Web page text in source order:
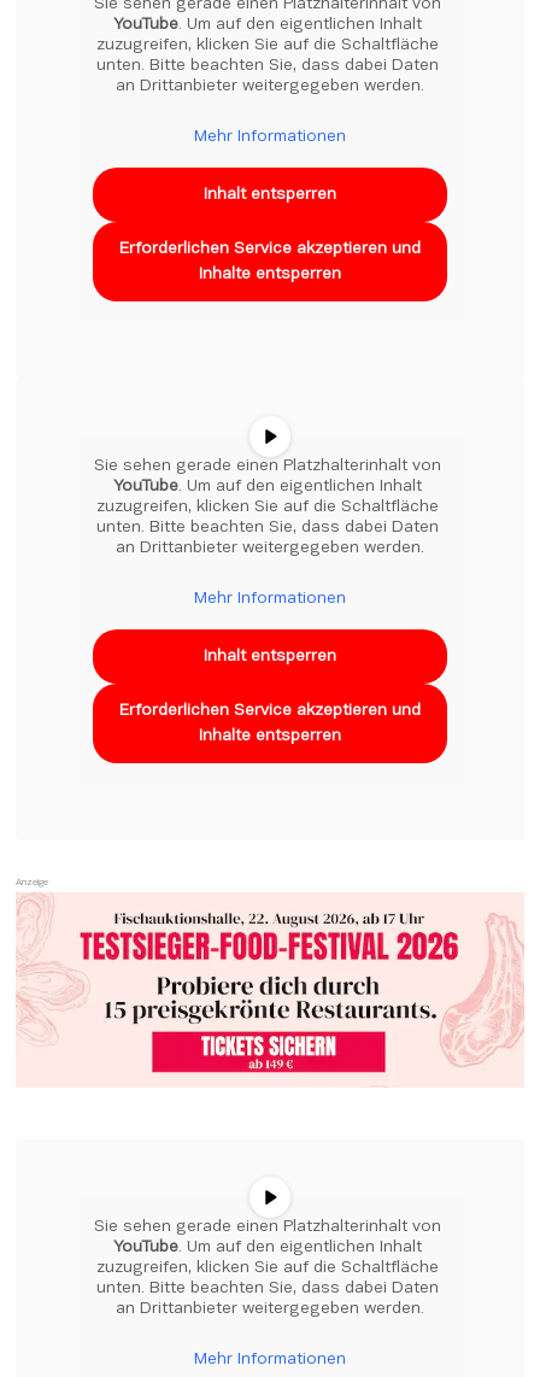
YouTube. Um auf den eigentlichen Inhalt
zuzugreifen, klicken Sie auf die Schaltfläche
unten. Bitte beachten Sie, dass dabei Daten
an Drittanbieter weitergegeben werden.
Mehr Informationen
Inhalt entsperren
Erforderlichen Service akzeptieren und
Inhalte entsperren
YouTube. Um auf den eigentlichen Inhalt
zuzugreifen, klicken Sie auf die Schaltfläche
unten. Bitte beachten Sie, dass dabei Daten
an Drittanbieter weitergegeben werden.
Mehr Informationen
Inhalt entsperren
Erforderlichen Service akzeptieren und
Inhalte entsperren
YouTube. Um auf den eigentlichen Inhalt
zuzugreifen, klicken Sie auf die Schaltfläche
unten. Bitte beachten Sie, dass dabei Daten
an Drittanbieter weitergegeben werden.
Mehr Informationen